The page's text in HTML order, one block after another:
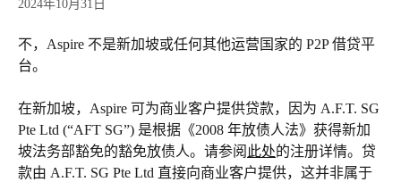
2024年10月31日
不，Aspire 不是新加坡或任何其他运营国家的 P2P 借贷平
台。
在新加坡，Aspire 可为商业客户提供贷款，因为 A.F.T. SG
Pte Ltd (“AFT SG”) 是根据《2008 年放债人法》获得新加
坡法务部豁免的豁免放债人。请参阅 此处的注册详情。贷
款由 A.F.T. SG Pte Ltd 直接向商业客户提供，这并非属于